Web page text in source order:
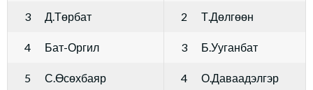
3 Д.Төрбат
4 Бат-Оргил
5 С.Өсөхбаяр
2 Т.Дөлгөөн
3 Б.Ууганбат
4 О.Даваадэлгэр